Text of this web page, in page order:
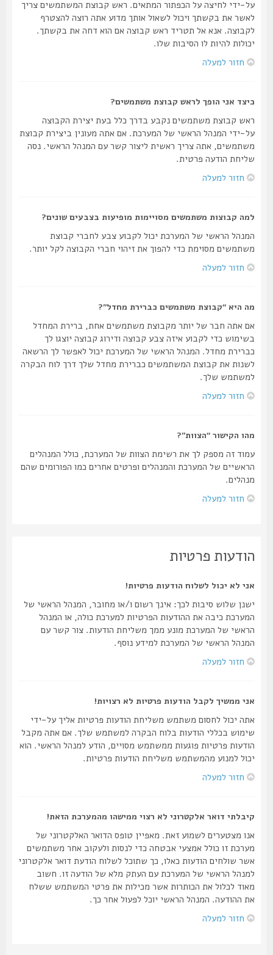
על-ידי לחיצה על הכפתור המתאים. ראש קבוצת המשתמשים צריך
לאשר את בקשתך ויכול לשאול אותך מדוע אתה רוצה להצטרף
לקבוצה. אנא אל תטריד ראש קבוצה אם הוא דחה את בקשתך.
יכולות להיות לו הסיבות שלו.
חזור למעלה
כיצד אני הופך לראש קבוצת משתמשים?
ראש קבוצת משתמשים נקבע בדרך כלל בעת יצירת הקבוצה
על-ידי המנהל הראשי של המערכת. אם אתה מעונין ביצירת קבוצת
משתמשים, אתה צריך ראשית ליצור קשר עם המנהל הראשי. נסה
שליחת הודעה פרטית.
חזור למעלה
למה קבוצות משתמשים מסויימות מופיעות בצבעים שונים?
המנהל הראשי של המערכת יכול לקבוע צבע לחברי קבוצת
משתמשים מסוימת כדי להפוך את זיהוי חברי הקבוצה לקל יותר.
חזור למעלה
מה היא “קבוצת משתמשים כברירת מחדל”?
אם אתה חבר של יותר מקבוצת משתמשים אחת, ברירת המחדל
בשימוש כדי לקבוע איזה צבע קבוצה ודירוג קבוצה יוצגו לך
כברירת מחדל. המנהל הראשי של המערכת יכול לאפשר לך הרשאה
לשנות את קבוצת המשתמשים כברירת מחדל שלך דרך לוח הבקרה
למשתמש שלך.
חזור למעלה
מהו הקישור “הצוות”?
עמוד זה מספק לך את רשימת הצוות של המערכת, כולל המנהלים
הראשיים של המערכת והמנהלים ופרטים אחרים כמו הפורומים שהם
מנהלים.
חזור למעלה
הודעות פרטיות
אני לא יכול לשלוח הודעות פרטיות!
ישנן שלוש סיבות לכך: אינך רשום ו/או מחובר, המנהל הראשי של
המערכת כיבה את ההודעות הפרטיות למערכת כולה, או המנהל
הראשי של המערכת מונע ממך משליחת הודעות. צור קשר עם
המנהל הראשי של המערכת למידע נוסף.
חזור למעלה
אני ממשיך לקבל הודעות פרטיות לא רצויות!
אתה יכול לחסום משתמש משליחת הודעות פרטיות אליך על-ידי
שימוש בכללי הודעות בלוח הבקרה למשתמש שלך. אם אתה מקבל
הודעות פרטיות פוגעות ממשתמש מסויים, הודע למנהל הראשי. הוא
יכול למנוע מהמשתמש משליחת הודעות פרטיות.
חזור למעלה
קיבלתי דואר אלקטרוני לא רצוי ממישהו מהמערכת הזאת!
אנו מצטערים לשמוע זאת. מאפיין טופס הדואר האלקטרוני של
מערכת זו כולל אמצעי אבטחה כדי לנסות ולעקוב אחר משתמשים
אשר שולחים הודעות כאלו, כך שתוכל לשלוח הודעת דואר אלקטרוני
למנהל הראשי של המערכת עם העתק מלא של הודעה זו. חשוב
מאוד לכלול את הכותרות אשר מכילות את פרטי המשתמש ששלח
את ההודעה. המנהל הראשי יוכל לפעול אחר כך.
חזור למעלה